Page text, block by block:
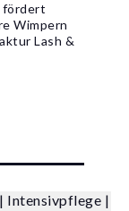
fördert
Wimpern
Lash &